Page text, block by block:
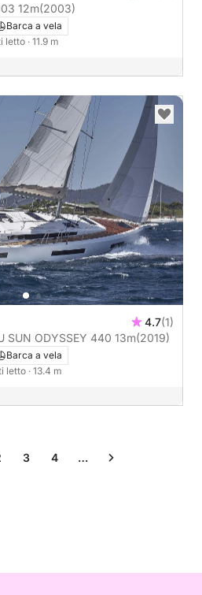
12m(2003)
Barca a vela
letto · 11.9 m
4.7(1)
SUN ODYSSEY 440 13m(2019)
Barca a vela
letto · 13.4 m
3 4 …